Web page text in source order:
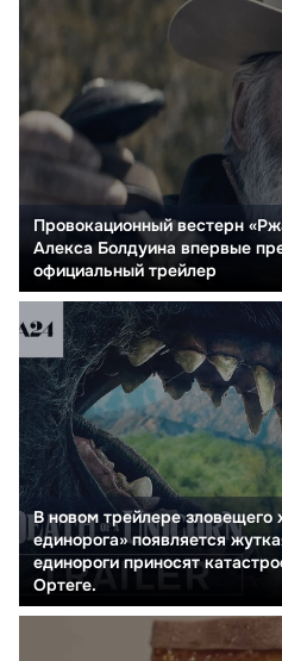
Провокационный вестерн
Алекса Болдуина впервые
официальный трейлер
В новом трейлере зловещего
единорога» появляется
единороги приносят
Ортеге.